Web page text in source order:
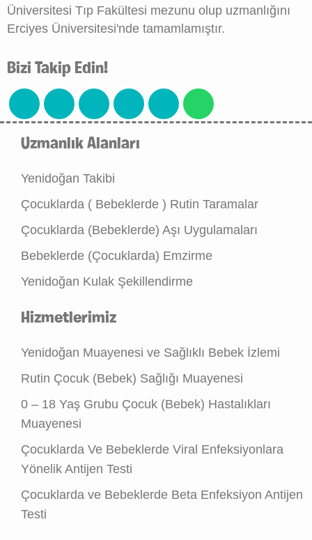
Üniversitesi Tıp Fakültesi mezunu olup uzmanlığını
Erciyes Üniversitesi'nde tamamlamıştır.
Bizi Takip Edin!
Uzmanlık Alanları
Yenidoğan Takibi
Çocuklarda ( Bebeklerde ) Rutin Taramalar
Çocuklarda (Bebeklerde) Aşı Uygulamaları
Bebeklerde (Çocuklarda) Emzirme
Yenidoğan Kulak Şekillendirme
Hizmetlerimiz
Yenidoğan Muayenesi ve Sağlıklı Bebek İzlemi
Rutin Çocuk (Bebek) Sağlığı Muayenesi
0 – 18 Yaş Grubu Çocuk (Bebek) Hastalıkları
Muayenesi
Çocuklarda Ve Bebeklerde Viral Enfeksiyonlara
Yönelik Antijen Testi
Çocuklarda ve Bebeklerde Beta Enfeksiyon Antijen
Testi